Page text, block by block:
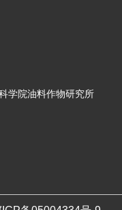
学院油料作物研究所